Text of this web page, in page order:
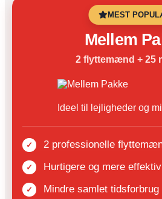
MEST
Mellem
2 flyttemænd + 25
Ideel til lejligheder og
2 professionelle
Hurtigere og mere
Mindre samlet tidsforbrug